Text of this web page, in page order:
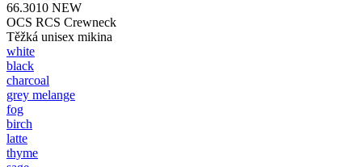
66.3010 NEW
OCS RCS Crewneck
Těžká unisex mikina
white
black
charcoal
grey melange
fog
birch
latte
thyme